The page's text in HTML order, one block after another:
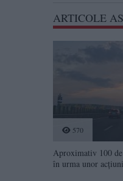
ARTICOLE
570
Aproximativ 100
în urma unor